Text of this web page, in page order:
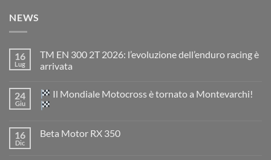
NEWS
16
Lug
TM EN 300 2T 2026: l’evoluzione dell’enduro racing è
arrivata
su
TM
EN
2026:
24
Giu
Il Mondiale Motocross è tornato a Montevarchi!
su
16
Dic
Beta Motor RX 350